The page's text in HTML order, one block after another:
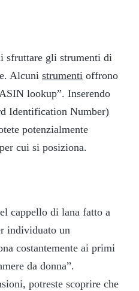
sfruttare gli strumenti di
Alcuni strumenti offrono
lookup”. Inserendo
Identification Number)
potenzialmente
cui si posiziona.
cappello di lana fatto a
individuato un
costantemente ai primi
da donna”.
potreste scoprire che